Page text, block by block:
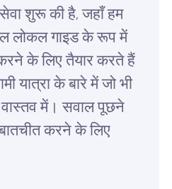
शुरू की है, जहाँ हम
लोकल गाइड के रूप में
के लिए तैयार करते हैं
यात्रा के बारे में जो भी
में। सवाल पूछने
बातचीत करने के लिए